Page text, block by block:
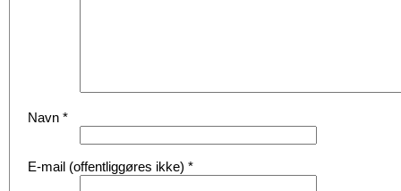
Navn *
E-mail (offentliggøres ikke) *